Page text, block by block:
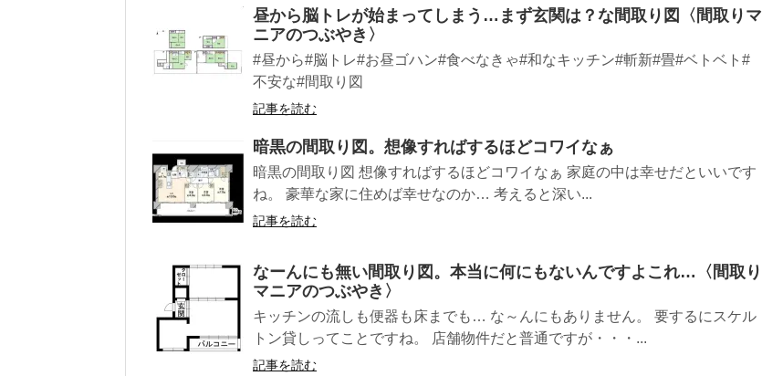
昼から脳トレが始まってしまう…まず玄関は？な間取り図〈間取りマ
ニアのつぶやき〉
#昼から#脳トレ#お昼ゴハン#食べなきゃ#和なキッチン#斬新#畳#ベトベト#
不安な#間取り図
記事を読む
暗黒の間取り図。想像すればするほどコワイなぁ
暗黒の間取り図 想像すればするほどコワイなぁ 家庭の中は幸せだといいです
ね。 豪華な家に住めば幸せなのか… 考えると深い...
記事を読む
なーんにも無い間取り図。本当に何にもないんですよこれ…〈間取り
マニアのつぶやき〉
キッチンの流しも便器も床までも… な～んにもありません。 要するにスケル
トン貸しってことですね。 店舗物件だと普通ですが・・・...
記事を読む